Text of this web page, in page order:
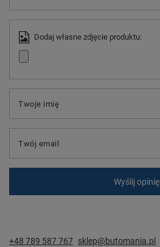
Dodaj własne zdjęcie produktu:
Twoje imię
Twój email
Wyślij opinię
+48 789 587 767 sklep@butomania.pl